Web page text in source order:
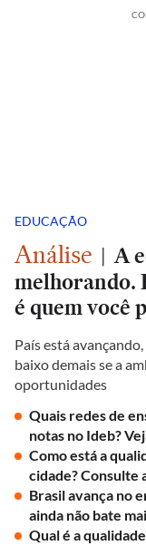
EDUCAÇÃO
Análise | A
melhorando.
é quem você
País está
baixo demais se a
oportunidades
Quais redes de
notas no Ideb?
Como está a
cidade? Consulte
Brasil avança no
ainda não bate
Qual é a